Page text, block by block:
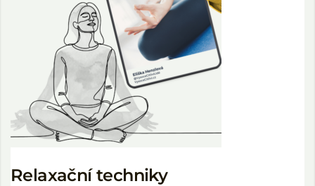
Relaxační techniky